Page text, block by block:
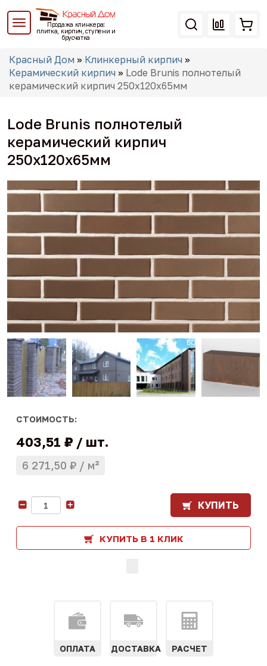
Перейти
основному
Продажа клинкера:
плитка, кирпич, ступени и
брусчатка
Вы
здесь
Красный Дом » Клинкерный кирпич »
Керамический кирпич » Lode Brunis полнотелый
керамический кирпич 250x120x65мм
Lode Brunis полнотелый
керамический кирпич
250x120x65мм
СТОИМОСТЬ:
403,51 ₽ шт.
6 271,50 ₽ м²
КУПИТЬ
КУПИТЬ В 1 КЛИК
ОПЛАТА ДОСТАВКА РАСЧЕТ